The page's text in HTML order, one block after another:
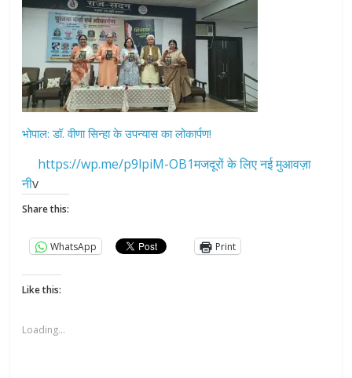
भोपाल: डॉ. वीणा सिन्हा के उपन्यास का लोकार्पण!
https://wp.me/p9lpiM-OB1मजदूरों के लिए नई मुआवज़ा
नीv
Share this:
WhatsApp Print
Like this:
Loading...